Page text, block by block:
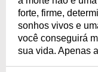
forte, firme,
sonhos vivos e
você conseguirá
sua vida. Apenas